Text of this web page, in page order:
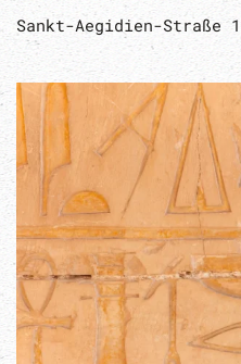
Sankt-Aegidien-Straße